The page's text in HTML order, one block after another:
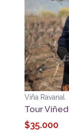
Viña Ravanal
Tour
$35.000